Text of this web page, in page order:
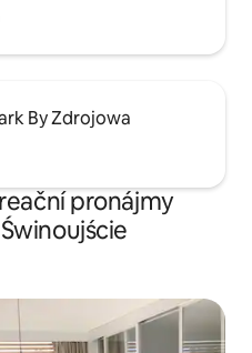
By Zdrojowa
pronájmy